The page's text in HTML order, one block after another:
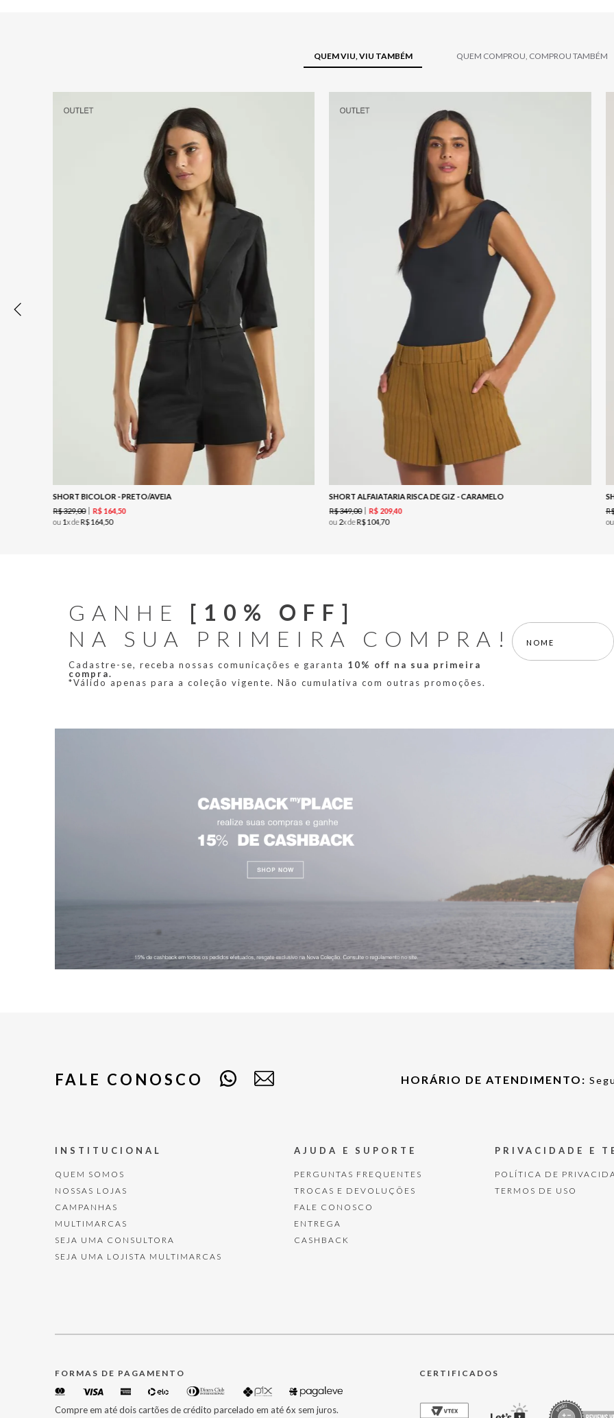
QUEM VIU, VIU TAMBÉM QUEM COMPROU, COMPROU TAMBÉM
SHORT BICOLOR - PRETO/AVEIA
R$329,00 R$ 164,50
ou 1x deR$164,50
SHORT ALFAIATARIA RISCA DE GIZ - CARAMELO
R$349,00 R$ 209,40
ou 2x deR$104,70
ou
GANHE [10% OFF]
NA SUA PRIMEIRA COMPRA!
Cadastre-se, receba nossas comunicações e garanta 10% off na sua primeira
compra.
*Válido apenas para a coleção vigente. Não cumulativa com outras promoções.
FALE CONOSCO HORÁRIO DE ATENDIMENTO:
INSTITUCIONAL
QUEM SOMOS
NOSSAS LOJAS
CAMPANHAS
MULTIMARCAS
SEJA UMA CONSULTORA
SEJA UMA LOJISTA MULTIMARCAS
AJUDA E SUPORTE
PERGUNTAS FREQUENTES
TROCAS E DEVOLUÇÕES
FALE CONOSCO
ENTREGA
CASHBACK
PRIVACIDADE E
POLÍTICA DE
TERMOS DE USO
FORMAS DE PAGAMENTO
Compre em até dois cartões de crédito parcelado em até 6x sem juros.
CERTIFICADOS